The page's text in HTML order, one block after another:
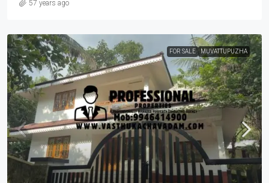
57 years ago
FOR SALE MUVATTUPUZHA